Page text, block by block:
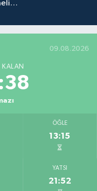
09.08.2026
KALAN
ÖĞLE
13:15
YATSI
21:52